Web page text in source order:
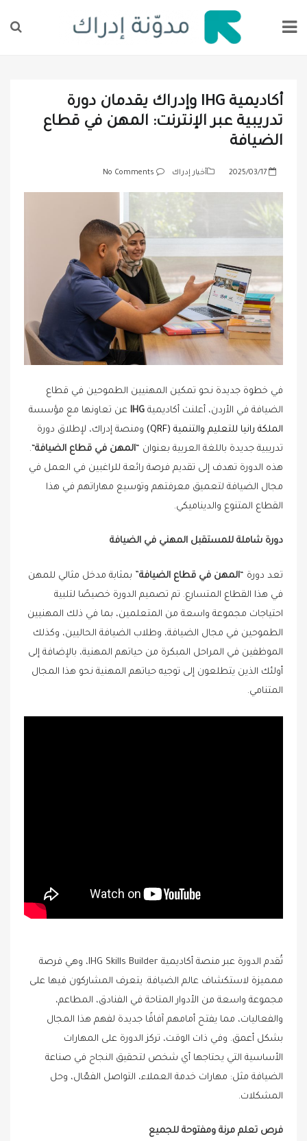
أكاديمية IHG وإدراك يقدمان دورة
تدريبية عبر الإنترنت: المهن في قطاع
الضيافة
P
s
e
d
n
2025/03/17 أخبار إدراك No Comments
في خطوة جديدة نحو تمكين المهنيين الطموحين في قطاع
الضيافة في الأردن، أعلنت أكاديمية GHI عن تعاونها مع مؤسسة
الملكة رانيا للتعليم والتنمية (FRQ) ومنصة إدراك، لإطلاق دورة
تدريبية جديدة باللغة العربية بعنوان “المهن في قطاع الضيافة“.
هذه الدورة تهدف إلى تقديم فرصة رائعة للراغبين في العمل في
مجال الضيافة لتعميق معرفتهم وتوسيع مهاراتهم في هذا
القطاع المتنوع والديناميكي.
دورة شاملة للمستقبل المهني في الضيافة
تعد دورة “المهن في قطاع الضيافة” بمثابة مدخل مثالي للمهن
في هذا القطاع المتسارع. تم تصميم الدورة خصيصًا لتلبية
احتياجات مجموعة واسعة من المتعلمين، بما في ذلك المهنيين
الطموحين في مجال الضيافة، وطلاب الضيافة الحاليين، وكذلك
الموظفين في المراحل المبكرة من حياتهم المهنية، بالإضافة إلى
أولئك الذين يتطلعون إلى توجيه حياتهم المهنية نحو هذا المجال
المتنامي.
تُقدم الدورة عبر منصة أكاديمية IHG Skills Builder، وهي فرصة
ممميزة لاستكشاف عالم الضيافة. يتعرف المشاركون فيها على
مجموعة واسعة من الأدوار المتاحة في الفنادق، المطاعم،
والفعاليات، مما يفتح أمامهم آفاقًا جديدة لفهم هذا المجال
بشكل أعمق. وفي ذات الوقت، تركز الدورة على المهارات
الأساسية التي يحتاجها أي شخص لتحقيق النجاح في صناعة
الضيافة مثل: مهارات خدمة العملاء، التواصل الفعّال، وحل
المشكلات.
فرص تعلم مرنة ومفتوحة للجميع